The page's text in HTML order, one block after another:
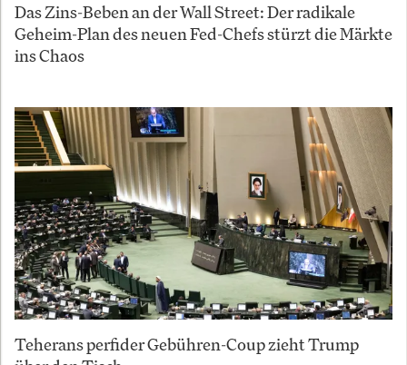
Das Zins-Beben an der Wall Street: Der radikale
Geheim-Plan des neuen Fed-Chefs stürzt die Märkte
ins Chaos
Teherans perfider Gebühren-Coup zieht Trump